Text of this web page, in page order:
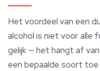
Het voordeel van een
alcohol is niet voor alle
gelijk — het hangt af
een bepaalde soort toe